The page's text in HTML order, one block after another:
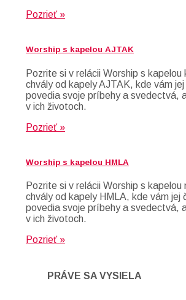
Pozrieť »
Worship s kapelou AJTAK
Pozrite si v relácii Worship s kapelou
chvály od kapely AJTAK, kde vám
povedia svoje príbehy a svedectvá,
v ich životoch.
Pozrieť »
Worship s kapelou HMLA
Pozrite si v relácii Worship s kapelou
chvály od kapely HMLA, kde vám jej
povedia svoje príbehy a svedectvá,
v ich životoch.
Pozrieť »
PRÁVE SA VYSIELA